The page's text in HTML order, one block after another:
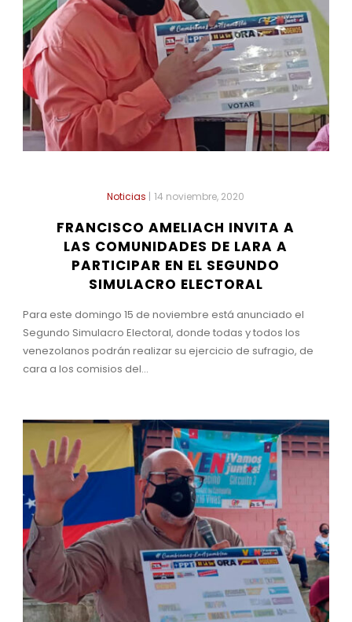
Noticias | 14 noviembre, 2020
FRANCISCO AMELIACH INVITA A
LAS COMUNIDADES DE LARA A
PARTICIPAR EN EL SEGUNDO
SIMULACRO ELECTORAL
Para este domingo 15 de noviembre está anunciado el
Segundo Simulacro Electoral, donde todas y todos los
venezolanos podrán realizar su ejercicio de sufragio, de
cara a los comisios del...